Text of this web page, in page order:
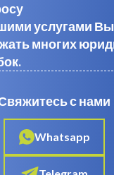
услугами
многих
с нами
Whatsapp